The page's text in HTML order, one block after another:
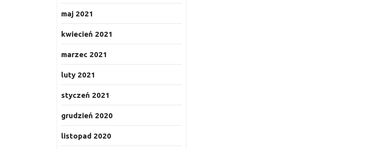
maj 2021
kwiecień 2021
marzec 2021
luty 2021
styczeń 2021
grudzień 2020
listopad 2020